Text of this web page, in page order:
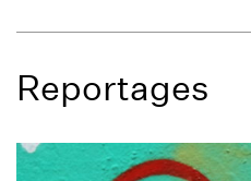
Reportages